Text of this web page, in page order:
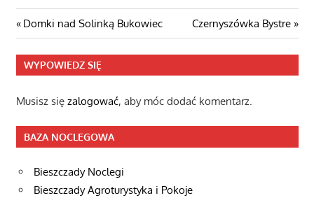
Nawigacja
wpisu
Poprzedni
post:
Domki nad Solinką Bukowiec
Następny
wpis
Czernyszówka Bystre
WYPOWIEDZ SIĘ
Musisz się zalogować, aby móc dodać komentarz.
BAZA NOCLEGOWA
Bieszczady Noclegi
Bieszczady Agroturystyka i Pokoje